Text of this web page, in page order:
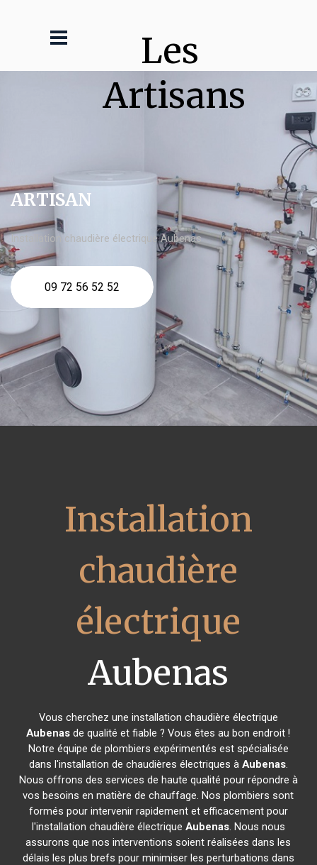
Les
Artisans
ARTISAN
Installation chaudière électrique Aubenas
09 72 56 52 52
Installation
chaudière
électrique
Aubenas
Vous cherchez une installation chaudière électrique
Aubenas de qualité et fiable ? Vous êtes au bon endroit !
Notre équipe de plombiers expérimentés est spécialisée
dans l'installation de chaudières électriques à Aubenas.
Nous offrons des services de haute qualité pour répondre à
vos besoins en matière de chauffage. Nos plombiers sont
formés pour intervenir rapidement et efficacement pour
l'installation chaudière électrique Aubenas. Nous nous
assurons que nos interventions soient réalisées dans les
délais les plus brefs pour minimiser les perturbations dans